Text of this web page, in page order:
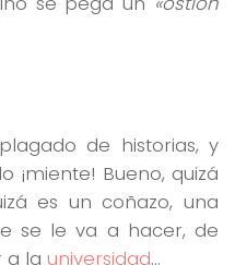
de historias, y
¡miente! Bueno, quizá
es un coñazo, una
se le va a hacer, de
a la universidad…